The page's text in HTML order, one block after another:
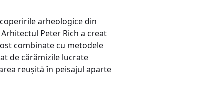
arheologice din
Peter Rich a creat
combinate cu metodele
de cărămizile lucrate
reuşită în peisajul aparte